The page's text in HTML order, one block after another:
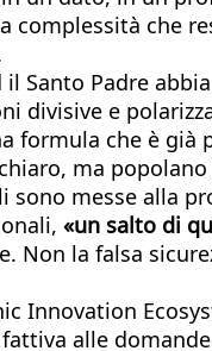
complessità che
Santo Padre
e
formula che è
ma
messe alla
«un salto di
la falsa
Innovation
alle